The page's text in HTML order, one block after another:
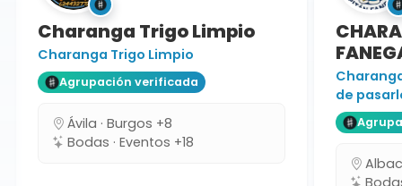
Charanga Trigo Limpio
Charanga Trigo Limpio
Agrupación verificada
Ávila · Burgos +8
Bodas · Eventos +18
de
Bodas